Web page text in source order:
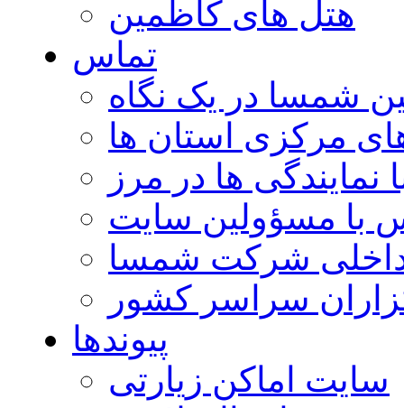
هتل های کاظمین
تماس
شمسا در یک نگاه
مرکزی استان ها
نمایندگی ها در مرز
با مسؤولین سایت
شرکت شمسا
سراسر کشور
پیوندها
سایت اماکن زیارتی